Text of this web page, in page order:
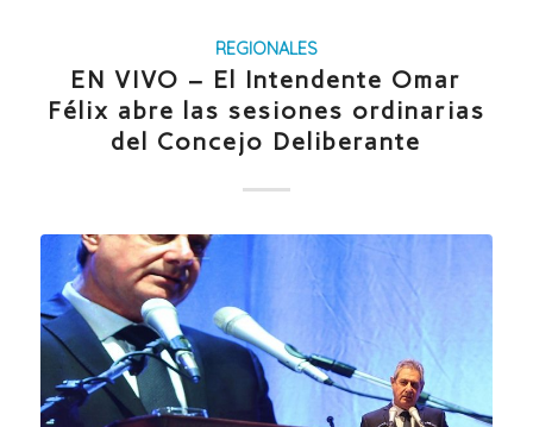
REGIONALES
EN VIVO – El Intendente Omar
Félix abre las sesiones ordinarias
del Concejo Deliberante